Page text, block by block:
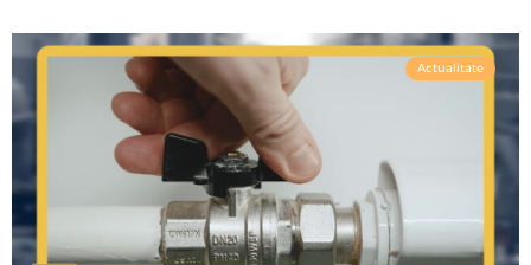
Actualitate